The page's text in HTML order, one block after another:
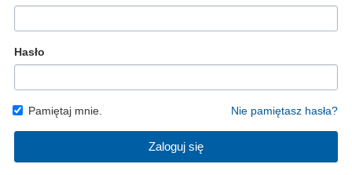
Hasło
Pamiętaj mnie. Nie pamiętasz hasła?
Zaloguj się